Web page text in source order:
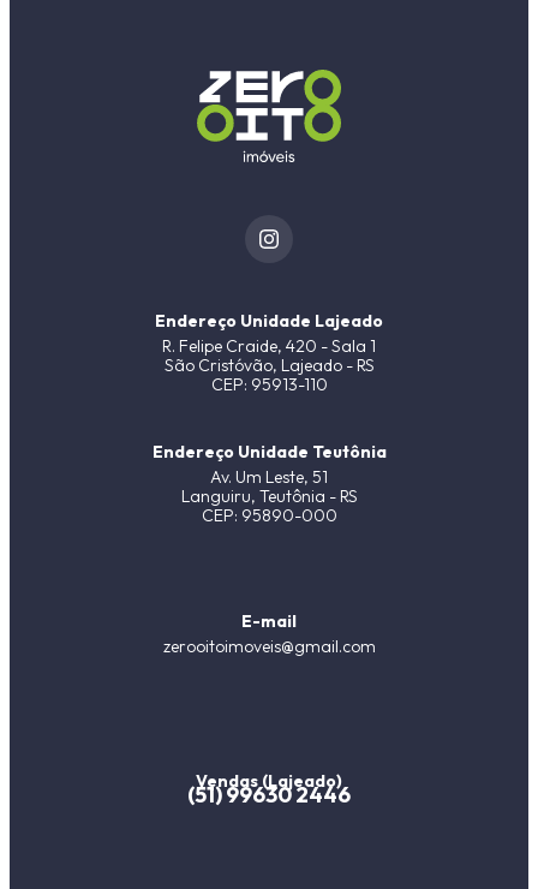
Endereço Unidade Lajeado
R. Felipe Craide, 420 - Sala 1
São Cristóvão, Lajeado - RS
CEP: 95913-110
Endereço Unidade Teutônia
Av. Um Leste, 51
Languiru, Teutônia - RS
CEP: 95890-000
E-mail
zerooitoimoveis@gmail.com
Vendas (Lajeado)
(51) 99630 2446